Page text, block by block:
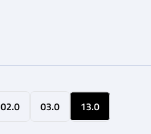
02.0 03.0 13.0